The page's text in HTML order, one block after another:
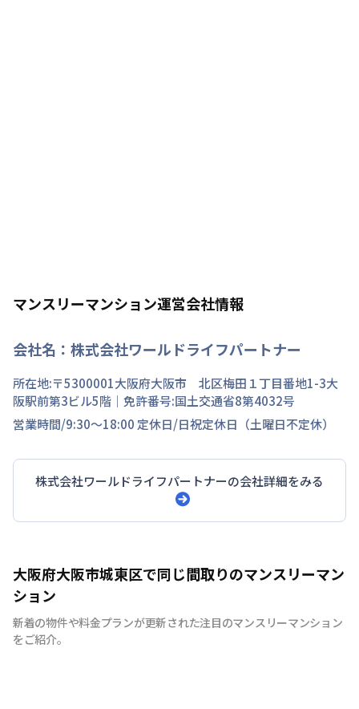
マンスリーマンション運営会社情報
会社名： 株式会社ワールドライフパートナー
所在地:〒5300001大阪府大阪市 北区梅田 １丁目番地1-3大
阪駅前第3ビル5階 ｜免許番号:国土交通省8第4032号
営業時間/9:30～18:00 定休日/日祝定休日（土曜日不定休）
株式会社ワールドライフパートナーの会社詳細をみる
大阪府大阪市城東区で同じ間取りのマンスリーマン
ション
新着の物件や料金プランが更新された注目のマンスリーマンション
をご紹介。